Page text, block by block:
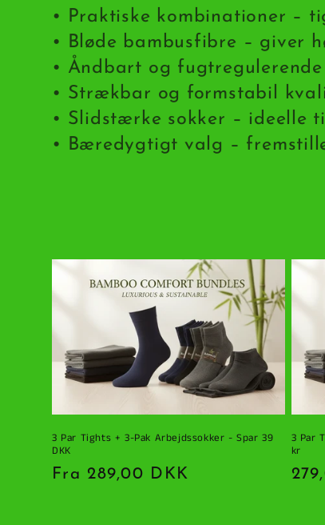
i
o
n
:
• Praktiske kombinationer –
• Bløde bambusfibre – giver
• Åndbart og
• Strækbar og formstabil
• Slidstærke sokker – ideelle
• Bæredygtigt valg –
3 Par Tights + 3-Pak Arbejdssokker - Spar 39
DKK
Normalpris
Fra 289,00 DKK
3 Par
kr